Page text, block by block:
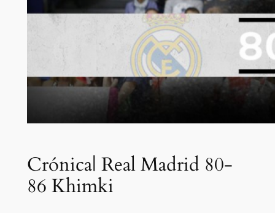
Crónica| Real Madrid 80-
86 Khimki